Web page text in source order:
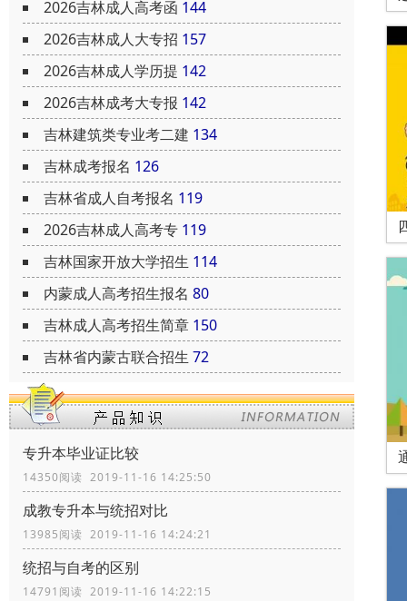
2026吉林成人高考函 144
2026吉林成人大专招 157
2026吉林成人学历提 142
2026吉林成考大专报 142
吉林建筑类专业考二建 134
吉林成考报名 126
吉林省成人自考报名 119
2026吉林成人高考专 119
吉林国家开放大学招生 114
内蒙成人高考招生报名 80
吉林成人高考招生简章 150
吉林省内蒙古联合招生 72
专升本毕业证比较
14350阅读 2019-11-16 14:25:50
成教专升本与统招对比
13985阅读 2019-11-16 14:24:21
统招与自考的区别
14791阅读 2019-11-16 14:22:15